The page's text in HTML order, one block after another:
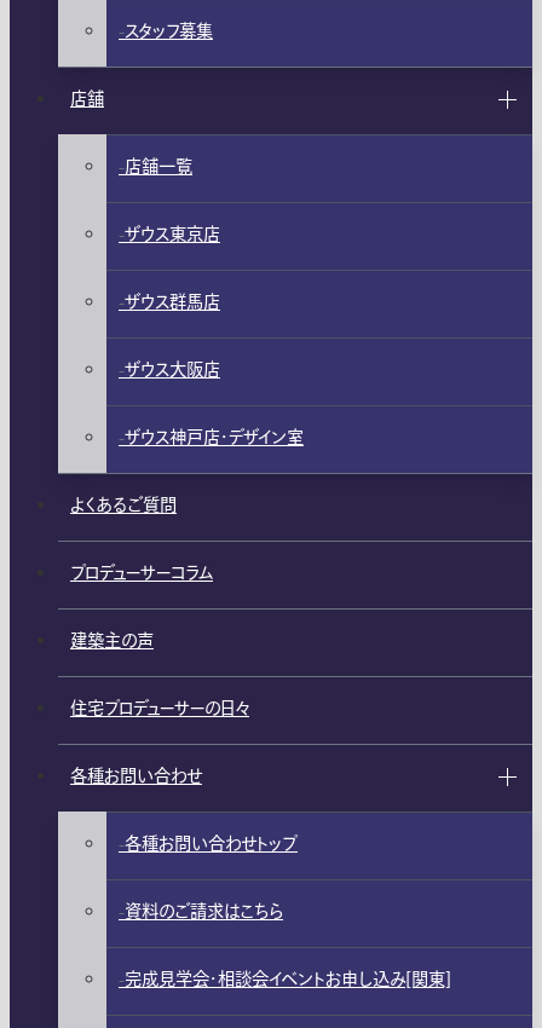
スタッフ募集
店舗
店舗一覧
ザウス東京店
ザウス群馬店
ザウス大阪店
ザウス神戸店・デザイン室
よくあるご質問
プロデューサーコラム
建築主の声
住宅プロデューサーの日々
各種お問い合わせ
各種お問い合わせトップ
資料のご請求はこちら
完成見学会・相談会イベントお申し込み[関東]